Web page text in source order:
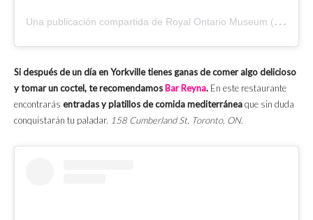
U
na publicación compartida de Royal Ontario Museum (@romtoronto)
Si después de un día en Yorkville tienes ganas de comer algo delicioso
y tomar un coctel, te recomendamos Bar Reyna. En este restaurante
encontrarás entradas y platillos de comida mediterráneaque sin duda
conquistarán tu paladar. 158 Cumberland St, Toronto, ON.